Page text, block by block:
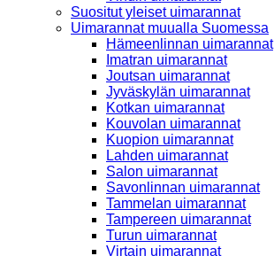
Suositut yleiset uimarannat
Uimarannat muualla Suomessa
Hämeenlinnan uimarannat
Imatran uimarannat
Joutsan uimarannat
Jyväskylän uimarannat
Kotkan uimarannat
Kouvolan uimarannat
Kuopion uimarannat
Lahden uimarannat
Salon uimarannat
Savonlinnan uimarannat
Tammelan uimarannat
Tampereen uimarannat
Turun uimarannat
Virtain uimarannat